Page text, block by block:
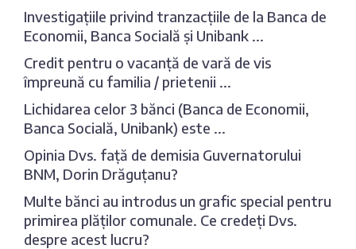
Investigațiile privind tranzacțiile de la Banca de
Economii, Banca Socială și Unibank ...
Credit pentru o vacanță de vară de vis
împreună cu familia / prietenii ...
Lichidarea celor 3 bănci (Banca de Economii,
Banca Socială, Unibank) este ...
Opinia Dvs. față de demisia Guvernatorului
BNM, Dorin Drăguțanu?
Multe bănci au introdus un grafic special pentru
primirea plăților comunale. Ce credeți Dvs.
despre acest lucru?